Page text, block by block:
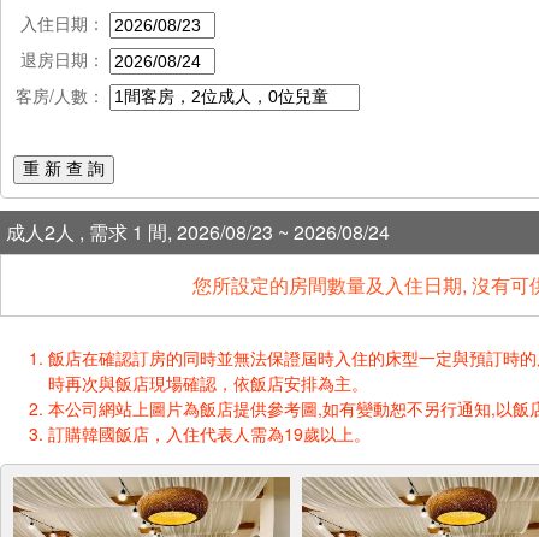
入住日期：
退房日期：
客房/人數：
重 新 查 詢
成人2人 , 需求 1 間, 2026/08/23 ~ 2026/08/24
您所設定的房間數量及入住日期, 沒有
飯店在確認訂房的同時並無法保證屆時入住的床型一定與預訂時
時再次與飯店現場確認，依飯店安排為主。
本公司網站上圖片為飯店提供參考圖,如有變動恕不另行通知,以飯
訂購韓國飯店，入住代表人需為19歲以上。